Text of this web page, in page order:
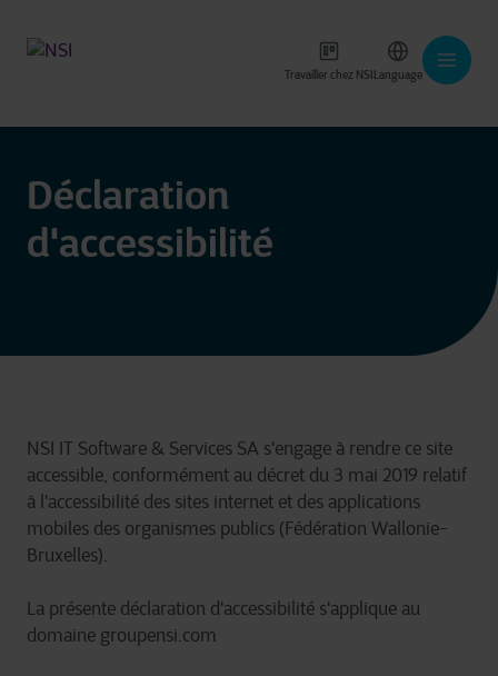
Travailler chez NSILanguage
Déclaration
d'accessibilité
NSI IT Software & Services SA s'engage à rendre ce site
accessible, conformément au décret du 3 mai 2019 relatif
à l'accessibilité des sites internet et des applications
mobiles des organismes publics (Fédération Wallonie-
Bruxelles).
La présente déclaration d'accessibilité s'applique au
domaine groupensi.com